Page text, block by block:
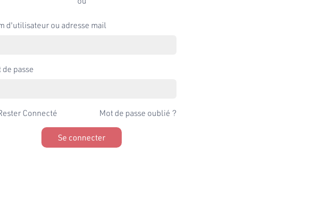
d'utilisateur ou adresse mail
de passe
Connecté Mot de passe oublié ?